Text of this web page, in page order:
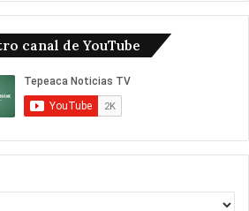
canal de YouTube